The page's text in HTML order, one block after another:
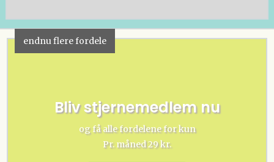
endnu flere fordele
Bliv stjernemedlem nu
og få alle fordelene for kun
Pr. måned 29 kr.